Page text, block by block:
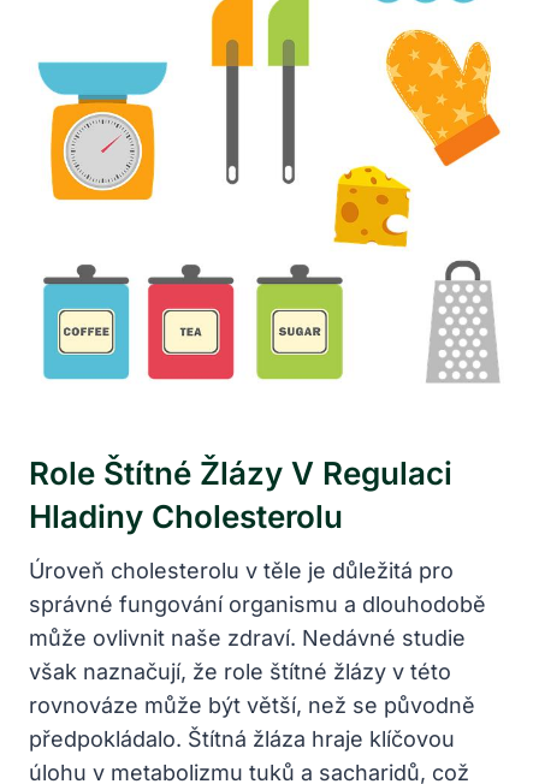
Role Štítné Žlázy V Regulaci
Hladiny Cholesterolu
Úroveň cholesterolu v těle je důležitá pro
správné fungování organismu a dlouhodobě
může ovlivnit naše zdraví. Nedávné studie
však naznačují, že role štítné žlázy v této
rovnováze může být větší, než se původně
předpokládalo. Štítná žláza hraje klíčovou
úlohu v metabolizmu tuků a sacharidů, což